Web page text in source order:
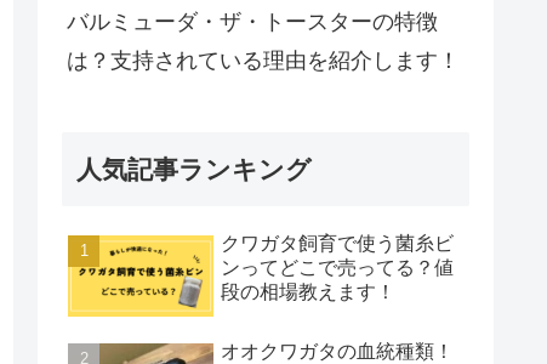
バルミューダ・ザ・トースターの特徴
は？支持されている理由を紹介します！
人気記事ランキング
クワガタ飼育で使う菌糸ビ
ンってどこで売ってる？値
段の相場教えます！
オオクワガタの血統種類！